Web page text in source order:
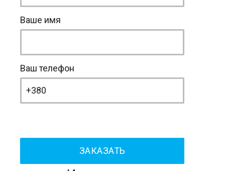
Ваше имя
Ваш телефон